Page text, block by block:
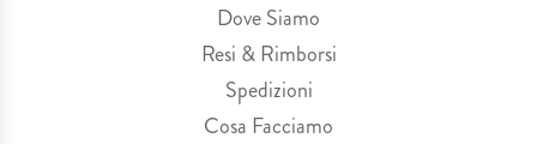
Dove Siamo
Resi & Rimborsi
Spedizioni
Cosa Facciamo